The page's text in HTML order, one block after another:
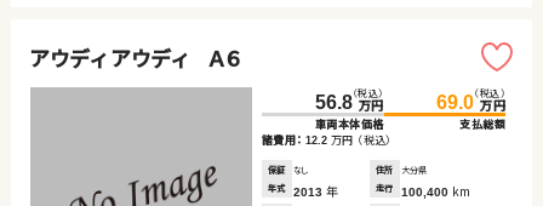
アウディ アウディ Ａ６
56.8（税込）
万円
車両本体価格
69.0（税込）
万円
支払総額
諸費用： 12.2 万円 （税込）
保証 なし 住所
大分県
年式
2013 年 走行 100,400 km